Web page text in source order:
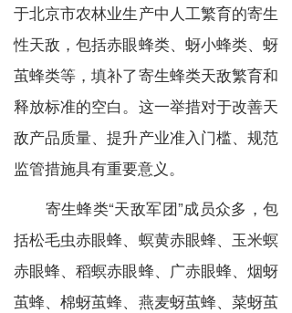
于北京市农林业生产中人工繁育的寄生
性天敌，包括赤眼蜂类、蚜小蜂类、蚜
茧蜂类等，填补了寄生蜂类天敌繁育和
释放标准的空白。这一举措对于改善天
敌产品质量、提升产业准入门槛、规范
监管措施具有重要意义。
寄生蜂类“天敌军团”成员众多，包
括松毛虫赤眼蜂、螟黄赤眼蜂、玉米螟
赤眼蜂、稻螟赤眼蜂、广赤眼蜂、烟蚜
茧蜂、棉蚜茧蜂、燕麦蚜茧蜂、菜蚜茧